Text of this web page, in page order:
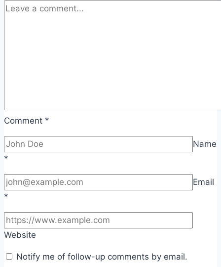
Comment *
Name
*
Email
*
Website
Notify me of follow-up comments by email.